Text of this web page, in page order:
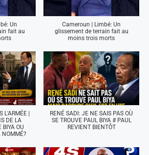
Un
fait au
Cameroun | Limbé: Un
glissement de terrain fait au
moins trois morts
L'ARMÉE |
DE LA
BIYA OU
NOMMÉ?
RENÉ SADI: JE NE SAIS PAS OÙ
SE TROUVE PAUL BIYA # PAUL
REVIENT BIENTÔT